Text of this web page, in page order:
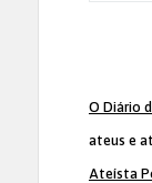
O Diário
ateus e
Ateísta